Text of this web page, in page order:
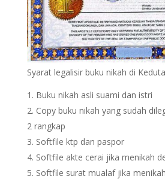
Syarat legalisir buku nikah di
Buku nikah asli suami dan istri
Copy buku nikah yang sudah
2 rangkap
Softfile ktp dan paspor
Softfile akte cerai jika menikah
Softfile surat mualaf jika